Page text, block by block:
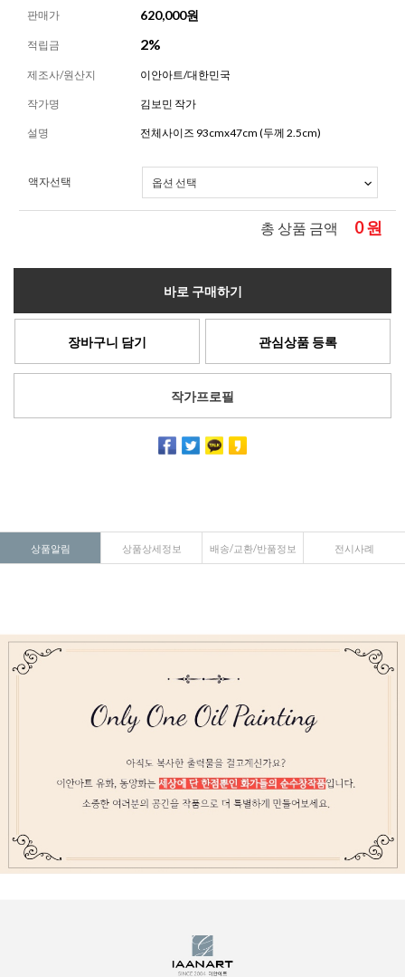
판매가 620,000원
적립금 2%
제조사/원산지 이안아트/대한민국
작가명 김보민 작가
설명 전체사이즈 93cmx47cm (두께 2.5cm)
액자선택
총 상품 금액 0원
바로 구매하기
장바구니 담기 관심상품 등록
작가프로필
상품알림 상품상세정보 배송/교환/반품정보 전시사례